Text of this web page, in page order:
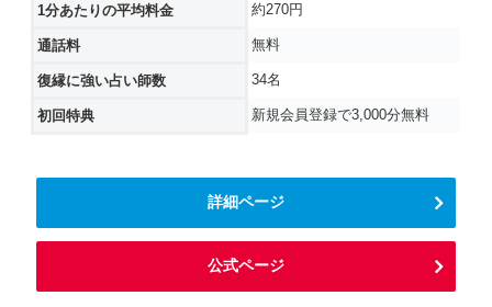
1分あたりの平均料金 約270円
通話料 無料
復縁に強い占い師数 34名
初回特典 新規会員登録で3,000分無料
詳細ページ
公式ページ